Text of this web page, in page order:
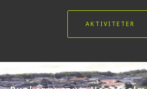
AKTIVITETER
Kom og besøg os
PLANLÆG DIT BESØG